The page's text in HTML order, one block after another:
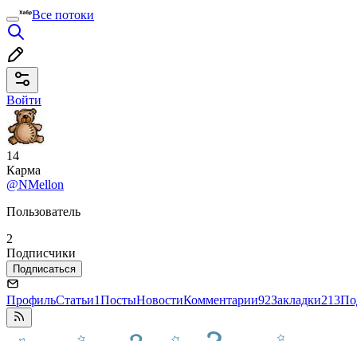
Все потоки
Войти
14
Карма
@NMellon
Пользователь
2
Подписчики
Подписаться
ПрофильСтатьи1ПостыНовостиКомментарии92Закладки213